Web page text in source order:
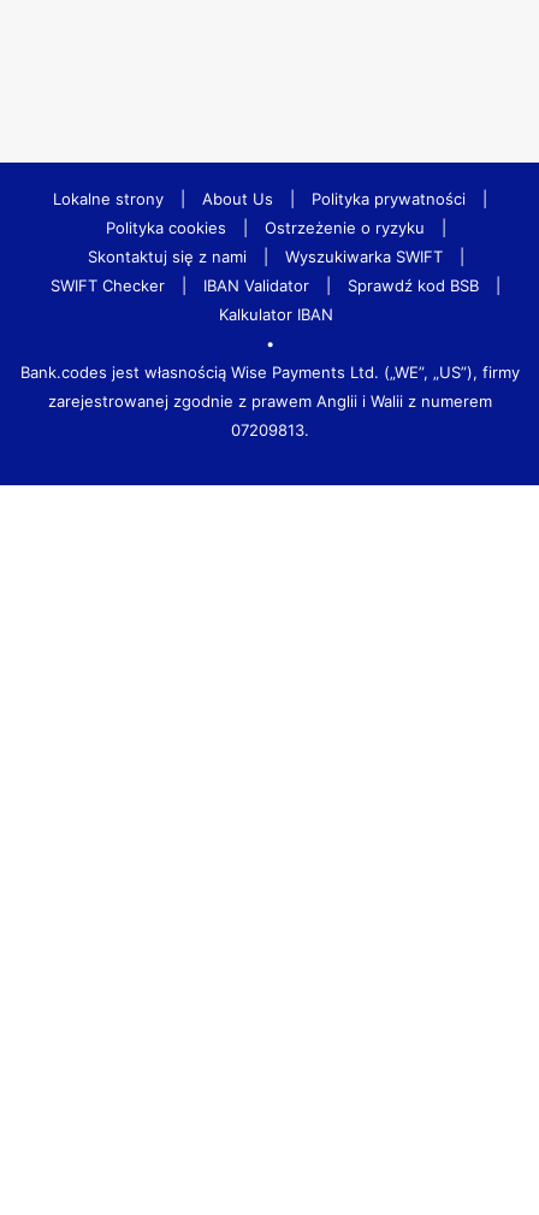
Lokalne strony About Us Polityka prywatności
Polityka cookies
Ostrzeżenie o ryzyku
Skontaktuj się z nami
Wyszukiwarka SWIFT
SWIFT Checker
IBAN Validator Sprawdź kod BSB
Kalkulator IBAN
•
Bank.codes jest własnością Wise Payments Ltd. („WE”, „US”), firmy
zarejestrowanej zgodnie z prawem Anglii i Walii z numerem
07209813.